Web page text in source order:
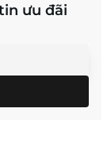
ưu đãi